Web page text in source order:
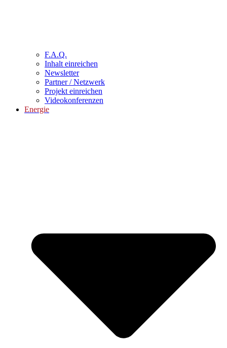
F.A.Q.
Inhalt einreichen
Newsletter
Partner / Netzwerk
Projekt einreichen
Videokonferenzen
Energie